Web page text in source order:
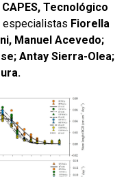
Tecnológico
especialistas Fiorella
Manuel Acevedo;
Antay Sierra-Olea;